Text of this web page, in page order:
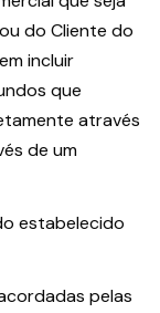
do Cliente do
incluir
que
através
de um
estabelecido
pelas